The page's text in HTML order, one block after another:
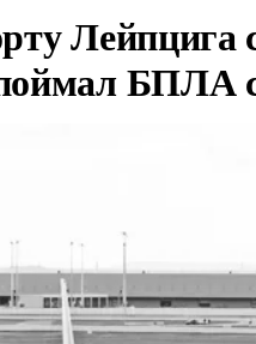
Лейпцига
БПЛА